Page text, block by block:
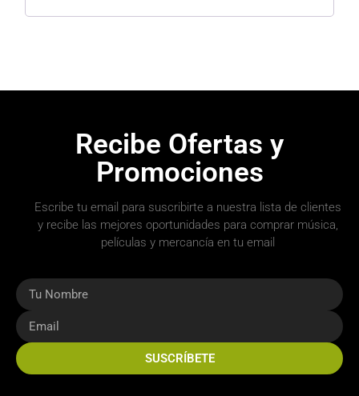
Recibe Ofertas y
Promociones
Escribe tu email para suscribirte a nuestra lista de clientes
y recibe las mejores oportunidades para comprar música,
películas y mercancía en tu email
SUSCRÍBETE